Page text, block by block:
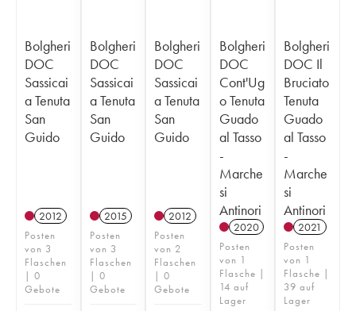
Bolgheri
DOC
Sassicai
a Tenuta
San
Guido
2012
Posten
von 3
Flaschen
| 0
Gebote
Bolgheri
DOC
Sassicai
a Tenuta
San
Guido
2015
Posten
von 3
Flaschen
| 0
Gebote
Bolgheri
DOC
Sassicai
a Tenuta
San
Guido
2012
Posten
von 2
Flaschen
| 0
Gebote
Bolgheri
DOC
Cont'Ug
o Tenuta
Guado
al Tasso
-
Marche
si
Antinori
2020
Posten
von 1
Flasche |
14 auf
Lager
Bolgheri
DOC Il
Bruciato
Tenuta
Guado
al Tasso
-
Marche
si
Antinori
2021
Posten
von 1
Flasche |
39 auf
Lager